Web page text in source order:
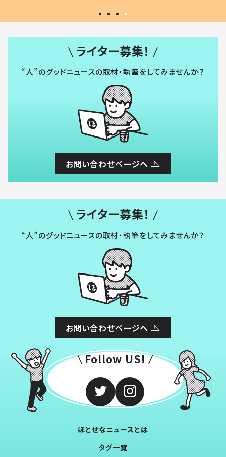
ライター募集！
“人”のグッドニュースの取材・執筆をしてみませんか？
お問い合わせページへ
ライター募集！
“人”のグッドニュースの取材・執筆をしてみませんか？
お問い合わせページへ
Follow US!
ほとせなニュースとは
タグ一覧